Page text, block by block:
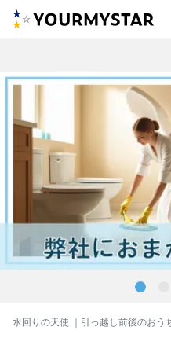
水回りの天使 ｜引っ越し前後のお